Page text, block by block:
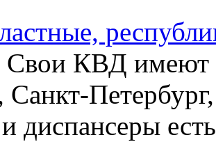
Свои КВД имеют
диспансеры